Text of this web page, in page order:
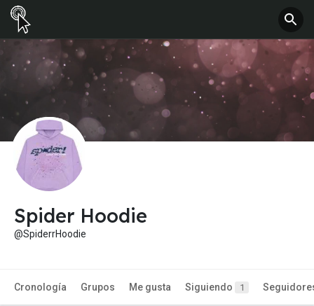
Spider Hoodie
@SpiderrHoodie
Cronología Grupos Me gusta Siguiendo 1